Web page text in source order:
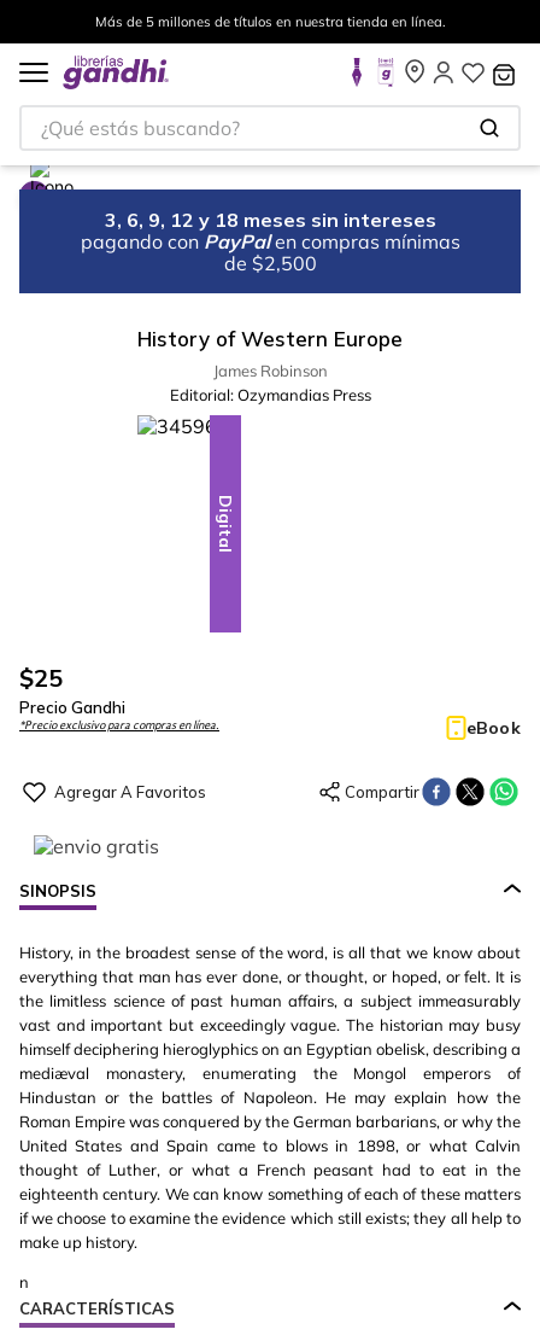
Más de 5 millones de títulos en nuestra tienda en línea.
¿Qué estás buscando?
3, 6, 9, 12 y 18 meses sin intereses
pagando con PayPal en compras mínimas
de $2,500
History of Western Europe
James Robinson
Editorial: Ozymandias Press
Digital
$25
Precio Gandhi
*Precio exclusivo para compras en línea. eBook
SINOPSIS
History, in the broadest sense of the word, is all that we know about
everything that man has ever done, or thought, or hoped, or felt. It is
the limitless science of past human affairs, a subject immeasurably
vast and important but exceedingly vague. The historian may busy
himself deciphering hieroglyphics on an Egyptian obelisk, describing a
mediæval monastery, enumerating the Mongol emperors of
Hindustan or the battles of Napoleon. He may explain how the
Roman Empire was conquered by the German barbarians, or why the
United States and Spain came to blows in 1898, or what Calvin
thought of Luther, or what a French peasant had to eat in the
eighteenth century. We can know something of each of these matters
if we choose to examine the evidence which still exists; they all help to
make up history.
n
CARACTERÍSTICAS